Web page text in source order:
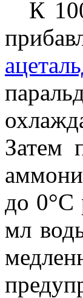
К
Затем
до 0°С
мл